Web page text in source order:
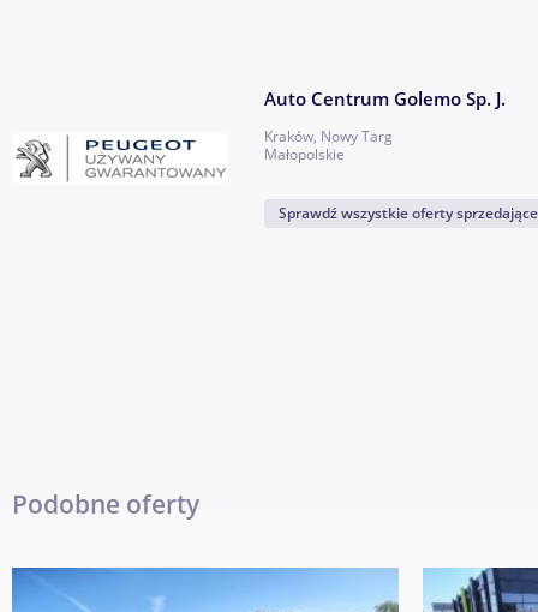
Auto Centrum Golemo Sp. J.
Kraków, Nowy Targ
Małopolskie
Sprawdź wszystkie oferty
Podobne oferty